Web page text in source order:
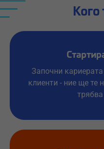
Започни
клиенти - ние ще те